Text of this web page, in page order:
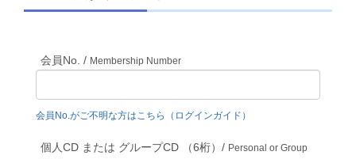
会員No. / Membership Number
会員No.がご不明な方はこちら（ログインガイド）
個人CD または グループCD （6桁）/ Personal or Group